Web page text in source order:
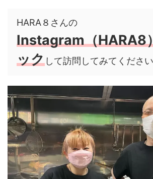
HARA８さんの
Instagram（HARA8
ックして訪問してみてください